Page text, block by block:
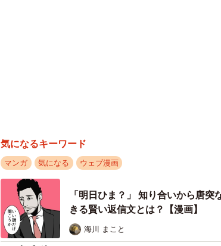
気になるキーワード
マンガ 気になる ウェブ漫画
「明日ひま？」 知り合いから唐
きる賢い返信文とは？【漫画】
海川 まこと